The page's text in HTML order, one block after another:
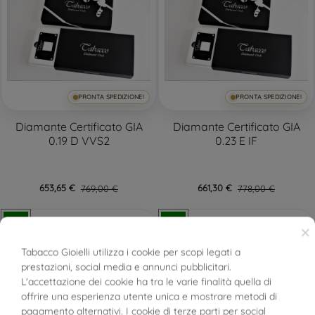
PRONTA SPEDIZIONE!
Diamante Certificato GIA
0.19 D VVS2
653,65 € 769,00 €
PRONTA SPEDIZIONE!
Diamante Certificato GIA
0.23 E IF
661,30 € 778,00 €
×
Tabacco Gioielli utilizza i cookie per scopi legati a
prestazioni, social media e annunci pubblicitari.
L'accettazione dei cookie ha tra le varie finalità quella di
offrire una esperienza utente unica e mostrare metodi di
pagamento alternativi. I cookie di terze parti per social